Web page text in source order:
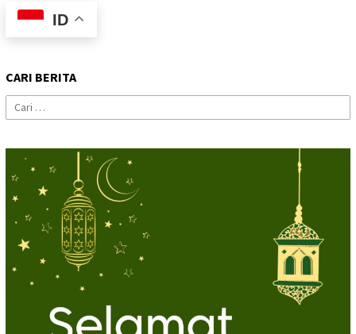
ID
CARI BERITA
Cari
untuk: